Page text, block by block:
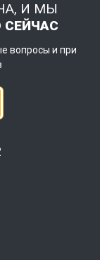
И МЫ
вопросы и при